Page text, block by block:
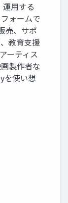
用する
ォームで
売、サポ
教育支援
ーティス
製作者な
を使い想